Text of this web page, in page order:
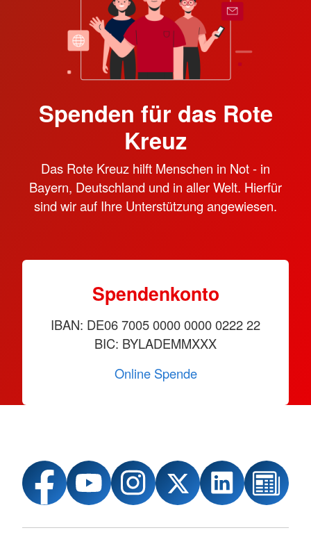
Spenden für das Rote
Kreuz
Das Rote Kreuz hilft Menschen in Not - in
Bayern, Deutschland und in aller Welt. Hierfür
sind wir auf Ihre Unterstützung angewiesen.
Spendenkonto
IBAN: DE06 7005 0000 0000 0222 22
BIC: BYLADEMMXXX
Online Spende